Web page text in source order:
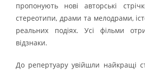
пропонують нові авторські
стереотипи, драми та мелодрами,
реальних подіях. Усі фільми
відзнаки.
До репертуару увійшли найкращі